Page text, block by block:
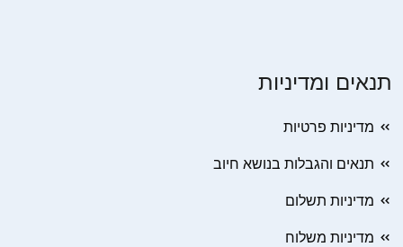
תנאים ומדיניות
מדיניות פרטיות
תנאים והגבלות בנושא חיוב
מדיניות תשלום
מדיניות משלוח